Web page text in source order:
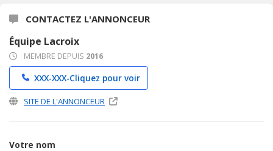
CONTACTEZ L'ANNONCEUR
Équipe Lacroix
MEMBRE DEPUIS 2016
XXX-XXX-Cliquez pour voir
SITE DE L'ANNONCEUR
Votre nom